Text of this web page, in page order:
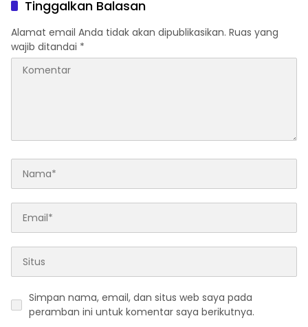
Tinggalkan Balasan
Alamat email Anda tidak akan dipublikasikan. Ruas yang
wajib ditandai *
Simpan nama, email, dan situs web saya pada
peramban ini untuk komentar saya berikutnya.